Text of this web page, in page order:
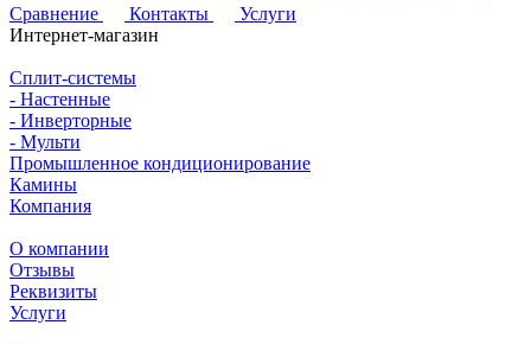
Сравнение
Контакты
Услуги
Интернет-магазин
Сплит-системы
- Настенные
- Инверторные
- Мульти
Промышленное кондиционирование
Камины
Компания
О компании
Отзывы
Реквизиты
Услуги